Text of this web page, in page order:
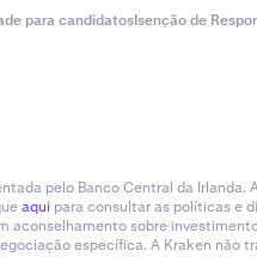
para candidatosIsenção de
pelo Banco Central da
aqui para consultar as políticas e
sobre
específica. A Kraken